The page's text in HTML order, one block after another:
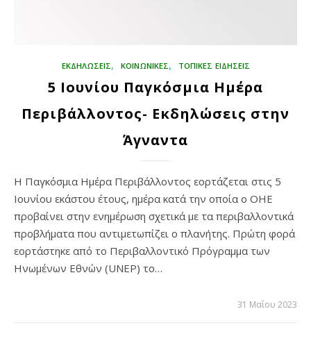
ΕΚΔΗΛΏΣΕΙΣ, ΚΟΙΝΩΝΙΚΈΣ, ΤΟΠΙΚΕΣ ΕΙΔΗΣΕΙΣ
5 Ιουνίου Παγκόσμια Ημέρα
Περιβάλλοντος- Εκδηλώσεις στην
Άγναντα
Η Παγκόσμια Ημέρα Περιβάλλοντος εορτάζεται στις 5
Ιουνίου εκάστου έτους, ημέρα κατά την οποία ο ΟΗΕ
προβαίνει στην ενημέρωση σχετικά με τα περιβαλλοντικά
προβλήματα που αντιμετωπίζει ο πλανήτης. Πρώτη φορά
εορτάστηκε από το Περιβαλλοντικό Πρόγραμμα των
Ηνωμένων Εθνών (UNEP) το…
31 Μαΐου 2023